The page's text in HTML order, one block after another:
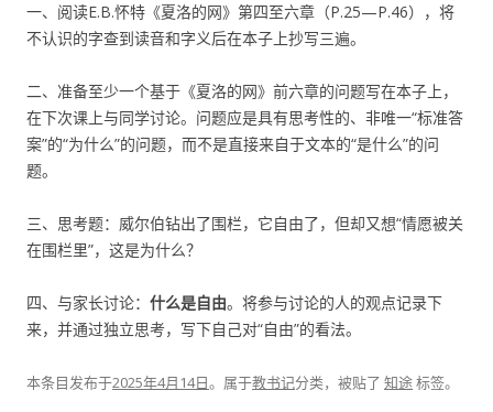
一、阅读E.B.怀特《夏洛的网》第四至六章（P.25—P.46），将
不认识的字查到读音和字义后在本子上抄写三遍。
二、准备至少一个基于《夏洛的网》前六章的问题写在本子上，
在下次课上与同学讨论。问题应是具有思考性的、非唯一“标准答
案”的“为什么”的问题，而不是直接来自于文本的“是什么”的问
题。
三、思考题：威尔伯钻出了围栏，它自由了，但却又想“情愿被关
在围栏里”，这是为什么？
四、与家长讨论： 什么是自由。将参与讨论的人的观点记录下
来，并通过独立思考，写下自己对“自由”的看法。
本条目发布于2025年4月14日。属于教书记分类，被贴了 知途标签。